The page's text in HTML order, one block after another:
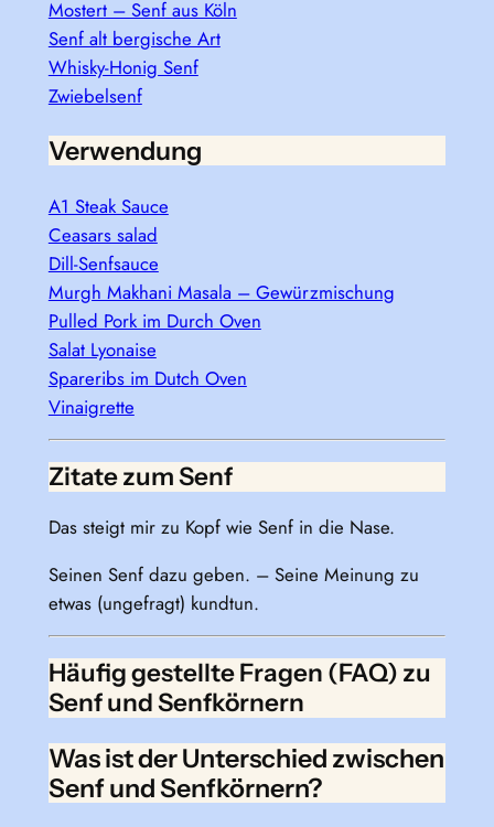
Mostert – Senf aus Köln
Senf alt bergische Art
Whisky-Honig Senf
Zwiebelsenf
Verwendung
A1 Steak Sauce
Ceasars salad
Dill-Senfsauce
Murgh Makhani Masala – Gewürzmischung
Pulled Pork im Durch Oven
Salat Lyonaise
Spareribs im Dutch Oven
Vinaigrette
Zitate zum Senf
Das steigt mir zu Kopf wie Senf in die Nase.
Seinen Senf dazu geben. – Seine Meinung zu
etwas (ungefragt) kundtun.
Häufig gestellte Fragen (FAQ) zu
Senf und Senfkörnern
Was ist der Unterschied zwischen
Senf und Senfkörnern?